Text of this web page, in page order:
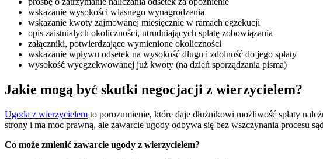
wskazanie wysokości własnego wynagrodzenia
wskazanie kwoty zajmowanej miesięcznie w ramach egzekucji
opis zaistniałych okoliczności, utrudniających spłatę zobowiązania
załączniki, potwierdzające wymienione okoliczności
wskazanie wpływu odsetek na wysokość długu i zdolność do jego spłaty
wysokość wyegzekwowanej już kwoty (na dzień sporządzania pisma)
Jakie mogą być skutki negocjacji z wierzycielem?
Ugoda z wierzycielem to porozumienie, które daje dłużnikowi możliwość spłaty
strony i ma moc prawną, ale zawarcie ugody odbywa się bez wszczynania procesu
Co może zmienić zawarcie ugody z wierzycielem?